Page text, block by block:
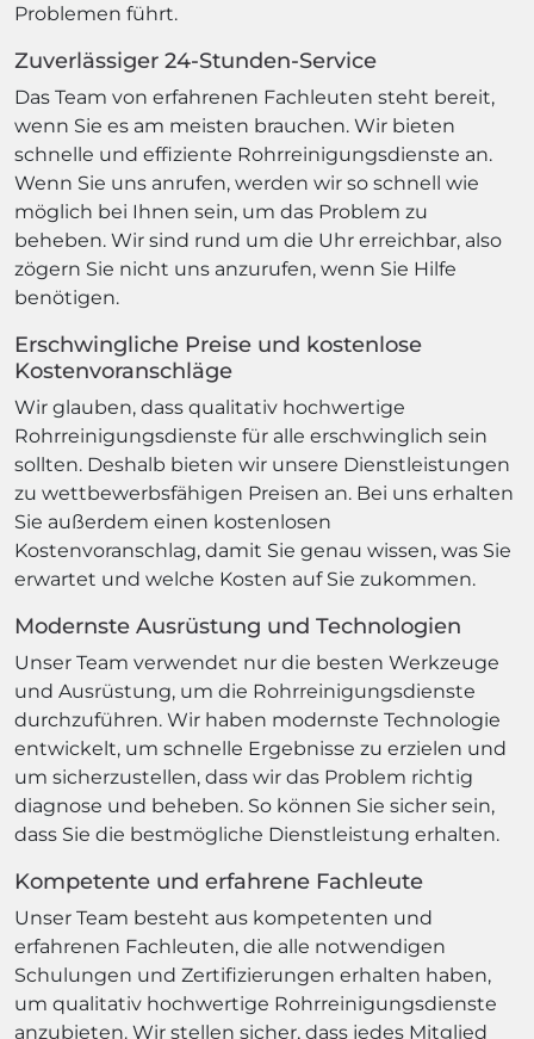
Problemen führt.
Zuverlässiger 24-Stunden-Service
Das Team von erfahrenen Fachleuten steht bereit,
wenn Sie es am meisten brauchen. Wir bieten
schnelle und effiziente Rohrreinigungsdienste an.
Wenn Sie uns anrufen, werden wir so schnell wie
möglich bei Ihnen sein, um das Problem zu
beheben. Wir sind rund um die Uhr erreichbar, also
zögern Sie nicht uns anzurufen, wenn Sie Hilfe
benötigen.
Erschwingliche Preise und kostenlose
Kostenvoranschläge
Wir glauben, dass qualitativ hochwertige
Rohrreinigungsdienste für alle erschwinglich sein
sollten. Deshalb bieten wir unsere Dienstleistungen
zu wettbewerbsfähigen Preisen an. Bei uns erhalten
Sie außerdem einen kostenlosen
Kostenvoranschlag, damit Sie genau wissen, was Sie
erwartet und welche Kosten auf Sie zukommen.
Modernste Ausrüstung und Technologien
Unser Team verwendet nur die besten Werkzeuge
und Ausrüstung, um die Rohrreinigungsdienste
durchzuführen. Wir haben modernste Technologie
entwickelt, um schnelle Ergebnisse zu erzielen und
um sicherzustellen, dass wir das Problem richtig
diagnose und beheben. So können Sie sicher sein,
dass Sie die bestmögliche Dienstleistung erhalten.
Kompetente und erfahrene Fachleute
Unser Team besteht aus kompetenten und
erfahrenen Fachleuten, die alle notwendigen
Schulungen und Zertifizierungen erhalten haben,
um qualitativ hochwertige Rohrreinigungsdienste
anzubieten. Wir stellen sicher, dass jedes Mitglied